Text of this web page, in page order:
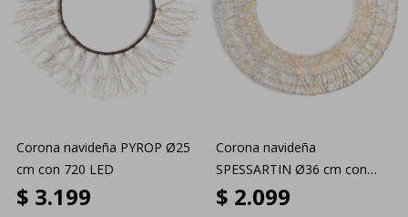
Corona navideña PYROP Ø25
cm con 720 LED
$ 3.199
Corona navideña
SPESSARTIN Ø36 cm con
LED
$ 2.099